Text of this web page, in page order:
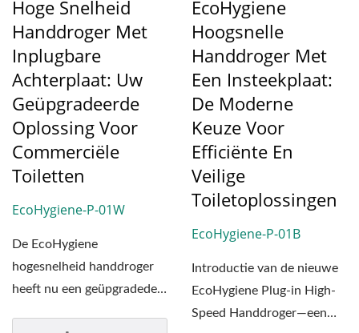
Hoge Snelheid
Handdroger Met
Inplugbare
Achterplaat: Uw
Geüpgradeerde
Oplossing Voor
Commerciële
Toiletten
EcoHygiene-P-01W
De EcoHygiene
hogesnelheid handdroger
heeft nu een geüpgradede
EcoHygiene
Hoogsnelle
Handdroger Met
Een Insteekplaat:
De Moderne
Keuze Voor
Efficiënte En
Veilige
Toiletoplossingen
EcoHygiene-P-01B
Introductie van de nieuwe
EcoHygiene Plug-in High-
Speed Handdroger—een